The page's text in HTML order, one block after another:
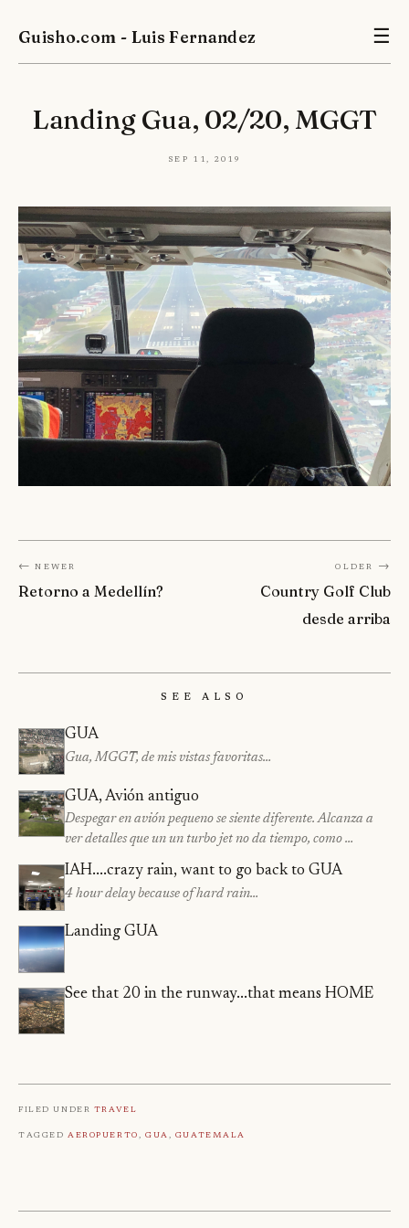
Guisho.com - Luis Fernandez ☰
Landing Gua, 02/20, MGGT
Sep 11, 2019
← Newer
Retorno a Medellín?
Older →
Country Golf Club
desde arriba
See Also
GUA
Gua, MGGT, de mis vistas favoritas…
GUA, Avión antiguo
Despegar en avión pequeno se siente diferente. Alcanza a
ver detalles que un un turbo jet no da tiempo, como …
IAH....crazy rain, want to go back to GUA
4 hour delay because of hard rain…
Landing GUA
See that 20 in the runway...that means HOME
Filed under Travel
TaggedAeropuerto, Gua, Guatemala